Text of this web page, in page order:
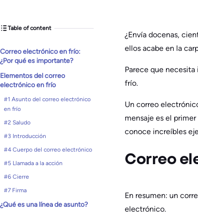
Table of content
Correo electrónico en frío:
¿Por qué es importante?
Elementos del correo
electrónico en frío
#1 Asunto del correo electrónico
en frío
#2 Saludo
#3 Introducción
#4 Cuerpo del correo electrónico
#5 Llamada a la acción
#6 Cierre
#7 Firma
¿Qué es una línea de asunto?
¿Envía docenas,
ellos acabe en la
Parece que
frío.
Un correo
mensaje es el
conoce increíbles
Correo
En resumen: un
electrónico.